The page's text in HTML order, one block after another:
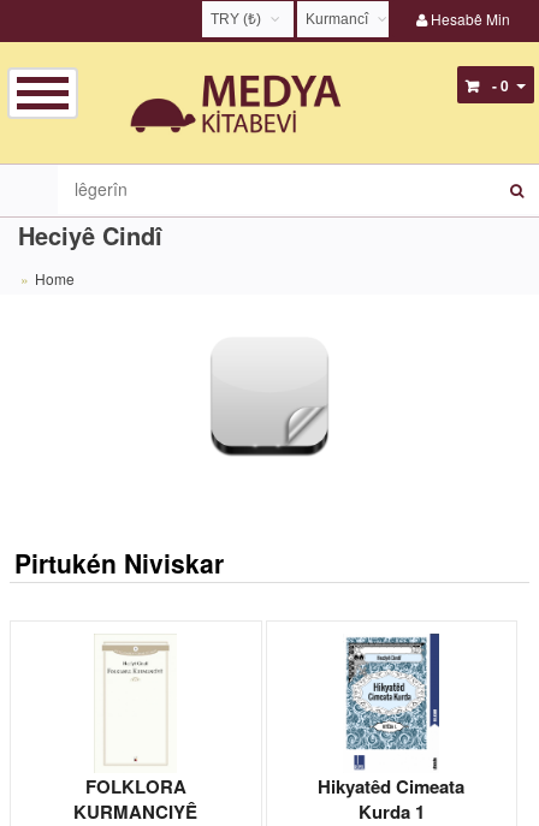
Hesabê Min
Kurmancî
Türkçe
Zazakî
TRY (₺)
EUR (€)
TRY (₺)
GBP (£)
- 0
Heciyê Cindî
Home
Pirtukén Niviskar
FOLKLORA
KURMANCIYÊ
Hikyatêd Cimeata
Kurda 1